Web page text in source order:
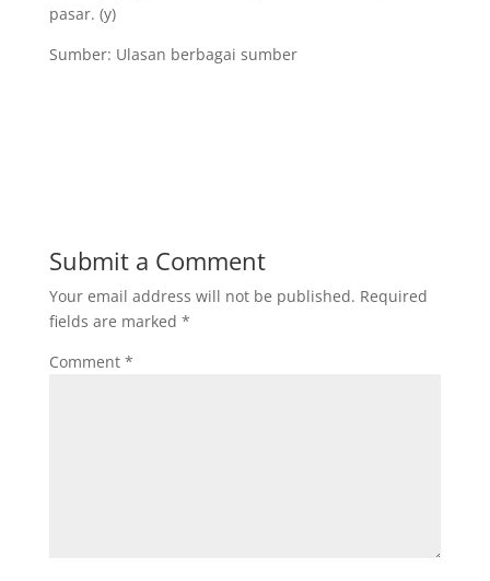
pasar. (y)
Sumber: Ulasan berbagai sumber
Submit a Comment
Your email address will not be published. Required
fields are marked *
Comment *